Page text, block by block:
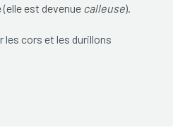
est devenue calleuse).
cors et les durillons